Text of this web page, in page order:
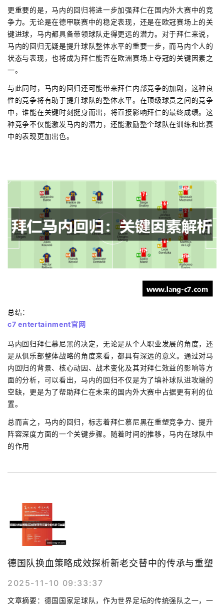
更重要的是，马内的回归将进一步加强拜仁在国内外大赛中的竞
争力。无论是在德甲联赛中的稳定表现，还是在欧冠赛场上的关
键进球，马内都具备带领球队走得更远的潜力。对于拜仁来说，
马内的回归无疑是提升球队整体水平的重要一步，而马内个人的
状态与表现，也将成为拜仁能否在欧洲赛场上夺冠的关键因素之
一。
与此同时，马内的回归还可能带来拜仁内部竞争的加剧，这种良
性的竞争将有助于提升球队的整体水平。在顶级球员之间的竞争
中，谁能在关键时刻挺身而出，将直接影响拜仁的最终成绩。这
种竞争不仅能激发马内的潜力，还能激励整个球队在训练和比赛
中的表现更加出色。
总结：
c7 entertainment官网
马内回归拜仁慕尼黑的决定，无论是从个人职业发展的角度，还
是从俱乐部整体战略的角度来看，都具有深远的意义。通过对马
内回归的背景、核心动因、战术变化及其对拜仁效益的影响等方
面的分析，可以看出，马内的回归不仅是为了填补球队进攻端的
空缺，更是为了帮助拜仁在未来的国内外大赛中占据更有利的位
置。
总而言之，马内的回归，标志着拜仁慕尼黑在重塑竞争力、提升
阵容深度方面的一个关键步骤。随着时间的推移，马内在球队中
的作用
德国队换血策略成效探析新老交替中的传承与重塑
2025-11-10 09:33:37
文章摘要：德国国家足球队，作为世界足坛的传统强队之一，一